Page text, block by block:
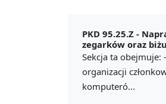
PKD 95.25.Z -
zegarków oraz
Sekcja ta obejmuje:
organizacji
komputeró...